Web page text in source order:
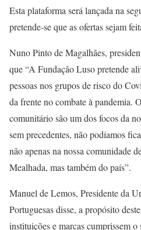
Esta plataforma será lançada na
pretende-se que as ofertas sejam
Nuno Pinto de Magalhães,
que “A Fundação Luso pretende
pessoas nos grupos de risco do
da frente no combate à pandemia.
comunitário são um dos focos da
sem precedentes, não podíamos
não apenas na nossa comunidade
Mealhada, mas também do país”.
Manuel de Lemos, Presidente da
Portuguesas disse, a propósito
instituições e marcas cumprissem